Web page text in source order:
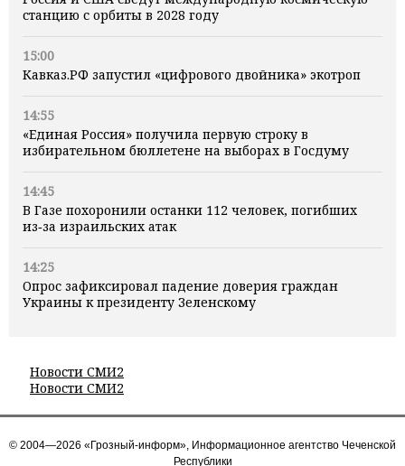
станцию с орбиты в 2028 году
15:00
Кавказ.РФ запустил «цифрового двойника» экотроп
14:55
«Единая Россия» получила первую строку в
избирательном бюллетене на выборах в Госдуму
14:45
В Газе похоронили останки 112 человек, погибших
из‑за израильских атак
14:25
Опрос зафиксировал падение доверия граждан
Украины к президенту Зеленскому
Новости СМИ2
Новости СМИ2
© 2004—2026 «Грозный-информ», Информационное агентство Чеченской
Республики